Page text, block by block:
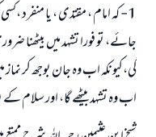
1- کہ امام ، مقتدی ، یا منفرد
جائے، تو فورا تشہد میں بیٹھنا
گی،کیونکہ اب وہ جان بوجھ کر نماز
اب وہ تشہد بیٹھے گا، اور سلام کے